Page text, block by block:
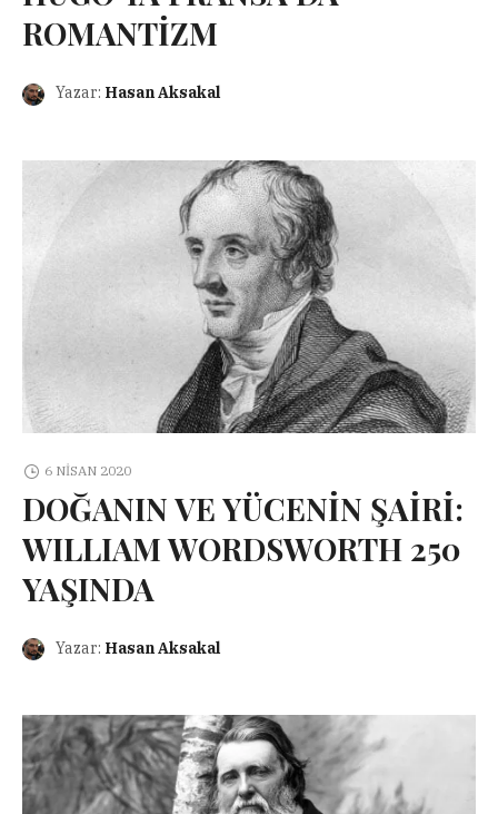
ROMANTİZM
Yazar: Hasan Aksakal
6 NISAN 2020
DOĞANIN VE YÜCENİN ŞAİRİ:
WILLIAM WORDSWORTH 250
YAŞINDA
Yazar: Hasan Aksakal